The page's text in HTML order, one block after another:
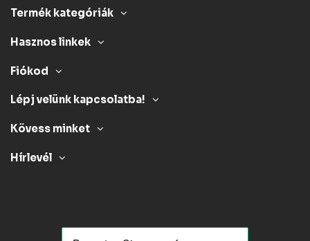
Termék kategóriák
Hasznos linkek
Fiókod
Lépj velünk kapcsolatba!
Kövess minket
Hírlevél